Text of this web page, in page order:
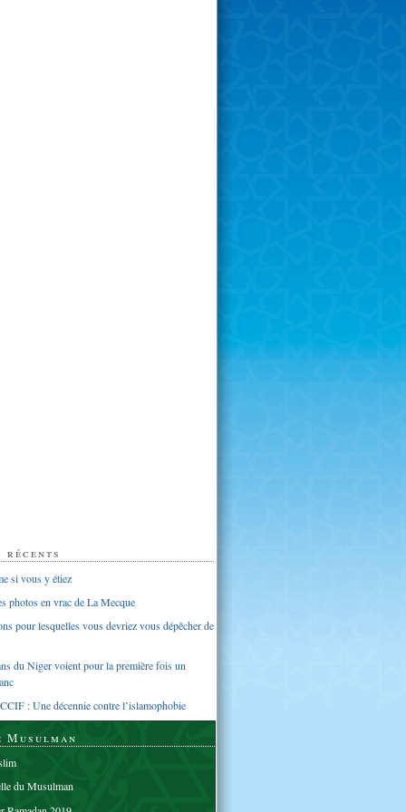
si vous y étiez
photos en vrac de La Mecque
pour lesquelles vous devriez vous dépêcher de
du Niger voient pour la première fois un
: Une décennie contre l’islamophobie
Musulman
du Musulman